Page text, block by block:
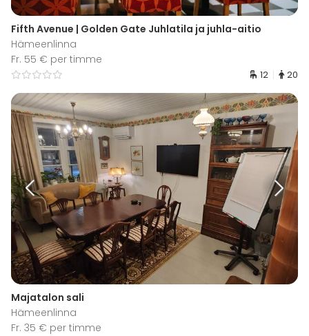
Fifth Avenue | Golden Gate Juhlatila ja juhla-aitio
Hämeenlinna
Fr. 55 € per timme
12 20
Majatalon sali
Hämeenlinna
Fr. 35 € per timme